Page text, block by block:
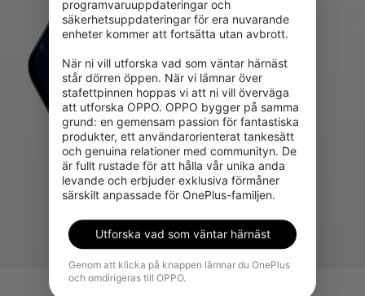
programvaruuppdateringar och
säkerhetsuppdateringar för era nuvarande
enheter kommer att fortsätta utan avbrott.
När ni vill utforska vad som väntar härnäst
står dörren öppen. När vi lämnar över
stafettpinnen hoppas vi att ni vill överväga
att utforska OPPO. OPPO bygger på samma
grund: en gemensam passion för fantastiska
produkter, ett användarorienterat tankesätt
och genuina relationer med communityn. De
är fullt rustade för att hålla vår unika anda
levande och erbjuder exklusiva förmåner
särskilt anpassade för OnePlus-familjen.
Utforska vad som väntar härnäst
Genom att klicka på knappen lämnar du OnePlus
och omdirigeras till OPPO.